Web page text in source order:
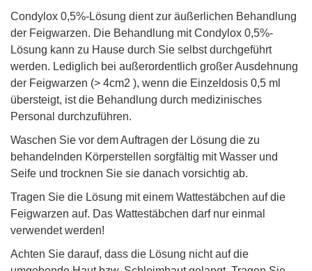
Condylox 0,5%-Lösung dient zur äußerlichen Behandlung
der Feigwarzen. Die Behandlung mit Condylox 0,5%-
Lösung kann zu Hause durch Sie selbst durchgeführt
werden. Lediglich bei außerordentlich großer Ausdehnung
der Feigwarzen (> 4cm2 ), wenn die Einzeldosis 0,5 ml
übersteigt, ist die Behandlung durch medizinisches
Personal durchzuführen.
Waschen Sie vor dem Auftragen der Lösung die zu
behandelnden Körperstellen sorgfältig mit Wasser und
Seife und trocknen Sie sie danach vorsichtig ab.
Tragen Sie die Lösung mit einem Wattestäbchen auf die
Feigwarzen auf. Das Wattestäbchen darf nur einmal
verwendet werden!
Achten Sie darauf, dass die Lösung nicht auf die